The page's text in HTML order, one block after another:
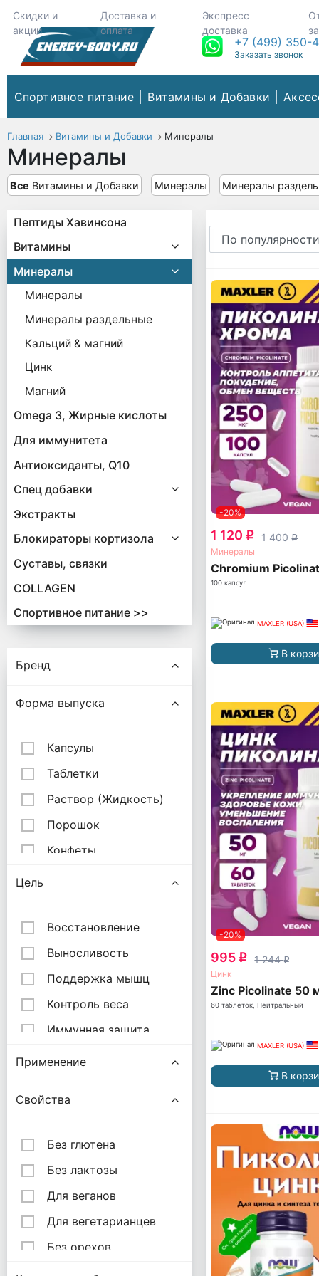
Скидки и
акции
Доставка и
оплата
Экспресс
доставка
+7 (499) 350-
Заказать звонок
Спортивное питание Витамины и Добавки
Главная Витамины и Добавки Минералы
Минералы
Все Витамины и Добавки Минералы Минералы
-20%
1 120 q 1 400q
Минералы
Chromium
100 капсул
MAXLER (USA)
В
-20%
995 q 1 244q
Цинк
Zinc Picolinate 50
60 таблеток, Нейтральный
MAXLER (USA)
В
Пептиды Хавинсона
Витамины
Минералы
Минералы
Минералы раздельные
Кальций & магний
Цинк
Магний
Omega 3, Жирные кислоты
Для иммунитета
Антиоксиданты, Q10
Спец добавки
Экстракты
Блокираторы кортизола
Суставы, связки
COLLAGEN
Спортивное питание >>
Бренд
Форма выпуска
Капсулы
Таблетки
Раствор (Жидкость)
Порошок
Конфеты
Леденцы
Таблетки шипучие
Веган таблетки
Цель
Восстановление
Выносливость
Поддержка мышц
Контроль веса
Иммунная защита
жизни
микроэлементы
Суставы и Кости
Расширение сосудов
/ Кровоток
Применение
Свойства
Без глютена
Без лактозы
Для веганов
Для вегетарианцев
Без орехов
Без молочных